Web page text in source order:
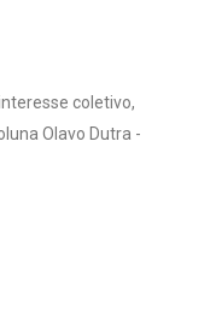
coletivo,
Olavo Dutra -